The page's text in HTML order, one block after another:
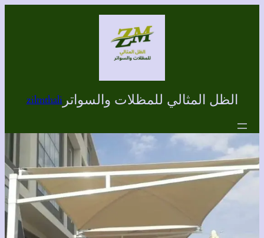
الظل المثالي للمظلات والسواترzilmthali